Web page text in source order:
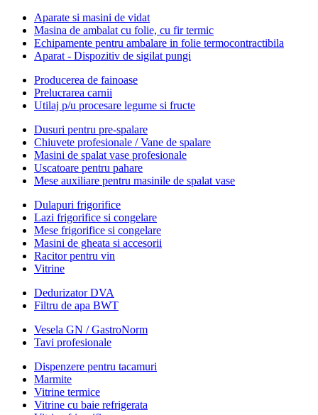
Aparate si masini de vidat
Masina de ambalat cu folie, cu fir termic
Echipamente pentru ambalare in folie termocontractibila
Aparat - Dispozitiv de sigilat pungi
Producerea de fainoase
Prelucrarea carnii
Utilaj p/u procesare legume si fructe
Dusuri pentru pre-spalare
Chiuvete profesionale / Vane de spalare
Masini de spalat vase profesionale
Uscatoare pentru pahare
Mese auxiliare pentru masinile de spalat vase
Dulapuri frigorifice
Lazi frigorifice si congelare
Mese frigorifice si congelare
Masini de gheata si accesorii
Racitor pentru vin
Vitrine
Dedurizator DVA
Filtru de apa BWT
Vesela GN / GastroNorm
Tavi profesionale
Dispenzere pentru tacamuri
Marmite
Vitrine termice
Vitrine cu baie refrigerata